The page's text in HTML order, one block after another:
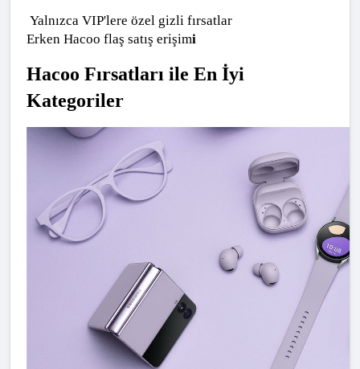
Yalnızca VIP'lere özel gizli fırsatlar
Erken Hacoo flaş satış erişimi
Hacoo Fırsatları ile En İyi
Kategoriler